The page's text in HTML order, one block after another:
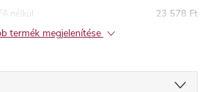
23 578 Ft
nélkül
termék megjelenítése